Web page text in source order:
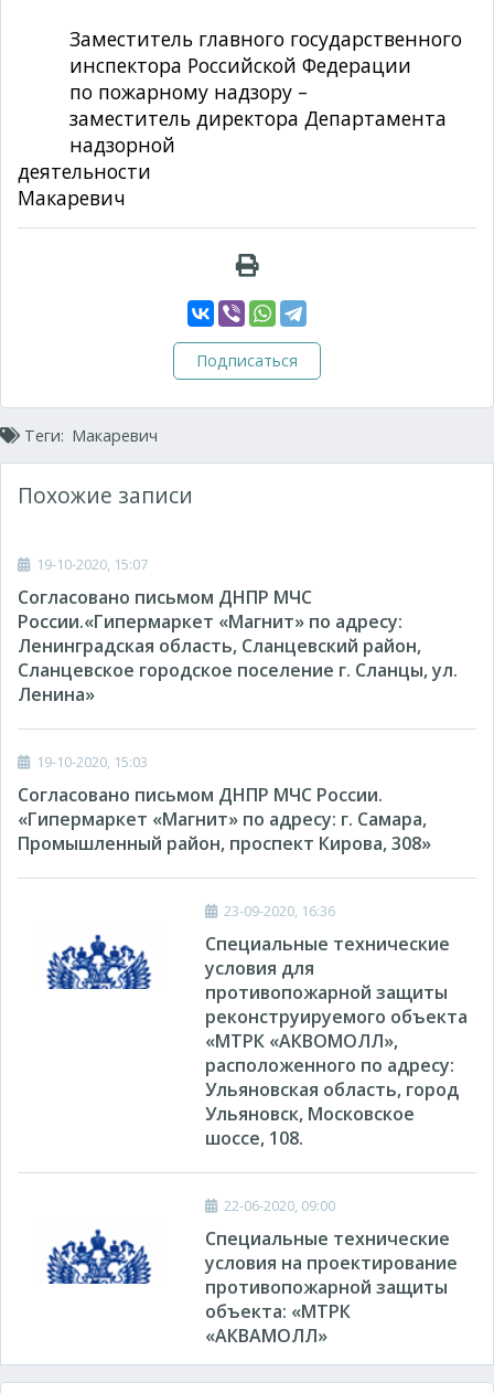
Заместитель главного государственного
инспектора Российской Федерации
по пожарному надзору –
заместитель директора Департамента
надзорной
деятельности
Макаревич
Подписаться
Теги: Макаревич
Похожие записи
19-10-2020, 15:07
Согласовано письмом ДНПР МЧС
России.«Гипермаркет «Магнит» по адресу:
Ленинградская область, Сланцевский район,
Сланцевское городское поселение г. Сланцы, ул.
Ленина»
19-10-2020, 15:03
Согласовано письмом ДНПР МЧС России.
«Гипермаркет «Магнит» по адресу: г. Самара,
Промышленный район, проспект Кирова, 308»
23-09-2020, 16:36
Специальные технические
условия для
противопожарной защиты
реконструируемого объекта
«МТРК «АКВОМОЛЛ»,
расположенного по адресу:
Ульяновская область, город
Ульяновск, Московское
шоссе, 108.
22-06-2020, 09:00
Специальные технические
условия на проектирование
противопожарной защиты
объекта: «МТРК
«АКВАМОЛЛ»